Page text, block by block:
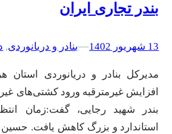
بندر تجاری ایران
13 شهریور 1402 –
–بنادر و دریانوردی,
مدیرکل بنادر و دریانوردی استان
افزایش غیرمترقبه ورود کشتی‌های
بندر شهید رجایی، گفت:‌زمان
استاندارد و بزرگ کاهش یافت. حسین